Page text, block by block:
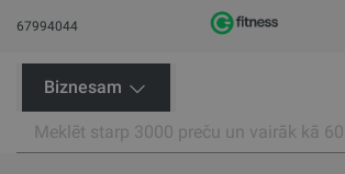
67994044
Biznesam